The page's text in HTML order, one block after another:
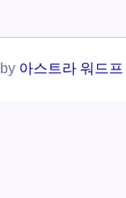
아스트라 워드프